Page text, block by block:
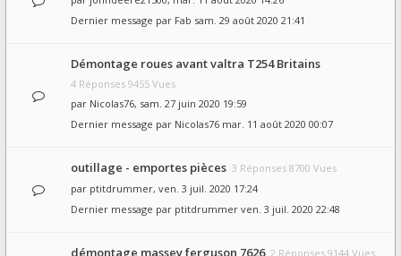
Dernier message par Fab sam. 29 août 2020 21:41
Démontage roues avant valtra T254 Britains
4 Réponses 9455 Vues
par Nicolas76, sam. 27 juin 2020 19:59
Dernier message par Nicolas76 mar. 11 août 2020 00:07
outillage - emportes pièces 3 Réponses 8700 Vues
par ptitdrummer, ven. 3 juil. 2020 17:24
Dernier message par ptitdrummer ven. 3 juil. 2020 22:48
démontage massey ferguson 7626 2 Réponses 9144 Vues